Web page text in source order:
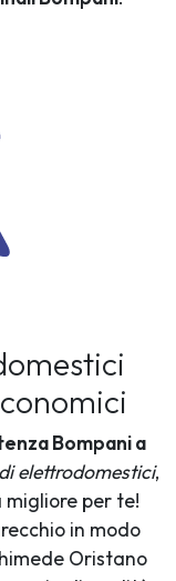
Bompani a
elettrodomestici,
migliore per te!
in modo
Oristano